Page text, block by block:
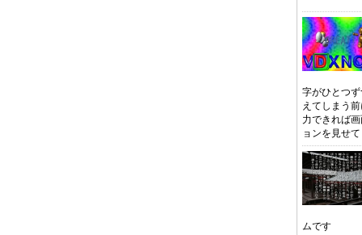
字がひとつ
えてしまう
力できれば
ョンを見せ
ムです